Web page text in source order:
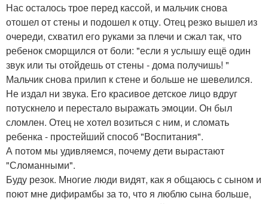
Нас осталось трое перед кассой, и мальчик снова
отошел от стены и подошел к отцу. Отец резко вышел из
очереди, схватил его руками за плечи и сжал так, что
ребенок сморщился от боли: "если я услышу ещё один
звук или ты отойдешь от стены - дома получишь! "
Мальчик снова прилип к стене и больше не шевелился.
Не издал ни звука. Его красивое детское лицо вдруг
потускнело и перестало выражать эмоции. Он был
сломлен. Отец не хотел возиться с ним, и сломать
ребенка - простейший способ "Воспитания".
А потом мы удивляемся, почему дети вырастают
"Сломанными".
Буду резок. Многие люди видят, как я общаюсь с сыном и
поют мне дифирамбы за то, что я люблю сына больше,